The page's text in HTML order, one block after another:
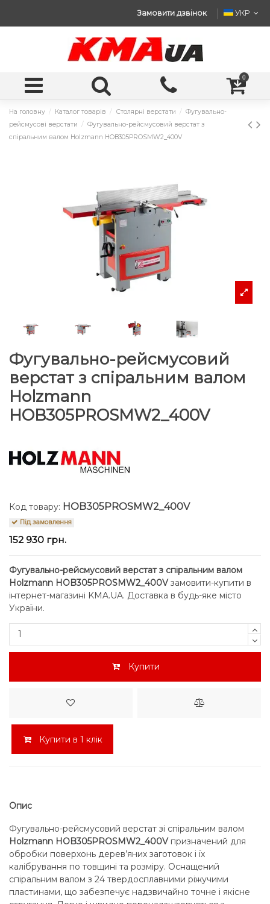
Замовити дзвінок УКР
0
На головну Каталог товарів Столярні верстати
Фугувально-
рейсмусові верстати
Фугувально-рейсмусовий верстат з
спіральним валом Holzmann HOB305PROSMW2_400V
Фугувально-рейсмусовий
верстат з спіральним валом
Holzmann
HOB305PROSMW2_400V
Код товару: HOB305PROSMW2_400V
Під замовлення
152 930 грн.
Фугувально-рейсмусовий верстат з спіральним валом
Holzmann HOB305PROSMW2_400Vзамовити-купити в
інтернет-магазині KMA.UA. Доставка в будь-яке місто
України.
Купити
Купити в 1 клік
Опис
Фугувально-рейсмусовий верстат зі спіральним валом
Holzmann HOB305PROSMW2_400Vпризначений для
обробки поверхонь дерев’яних заготовок і їх
калібрування по товщині та розміру. Оснащений
спіральним валом з 24 твердосплавними ріжучими
пластинами, що забезпечує надзвичайно точне і якісне